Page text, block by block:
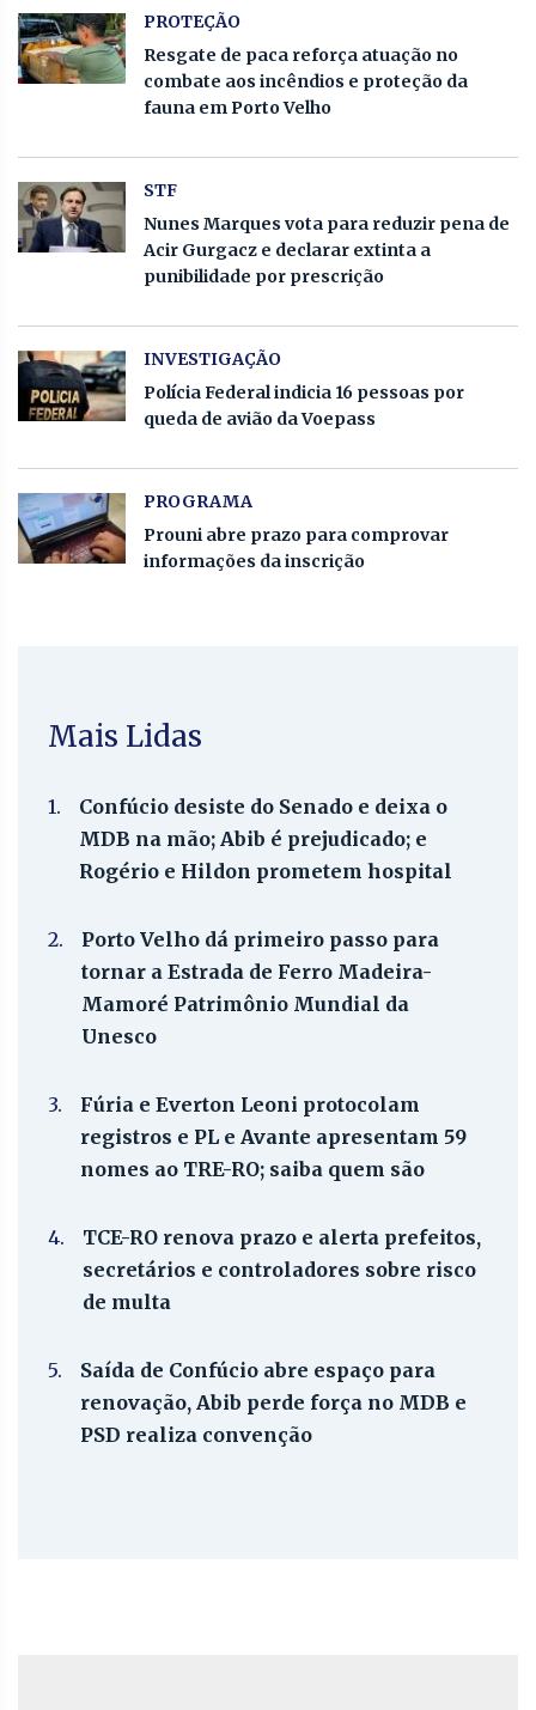
PROTEÇÃO
Resgate de paca reforça atuação no
combate aos incêndios e proteção da
fauna em Porto Velho
STF
Nunes Marques vota para reduzir pena de
Acir Gurgacz e declarar extinta a
punibilidade por prescrição
INVESTIGAÇÃO
Polícia Federal indicia 16 pessoas por
queda de avião da Voepass
PROGRAMA
Prouni abre prazo para comprovar
informações da inscrição
Mais Lidas
1.
Confúcio desiste do Senado e deixa o
MDB na mão; Abib é prejudicado; e
Rogério e Hildon prometem hospital
2.
Porto Velho dá primeiro passo para
tornar a Estrada de Ferro Madeira-
Mamoré Patrimônio Mundial da
Unesco
3.
Fúria e Everton Leoni protocolam
registros e PL e Avante apresentam 59
nomes ao TRE-RO; saiba quem são
4.
TCE-RO renova prazo e alerta prefeitos,
secretários e controladores sobre risco
de multa
5.
Saída de Confúcio abre espaço para
renovação, Abib perde força no MDB e
PSD realiza convenção